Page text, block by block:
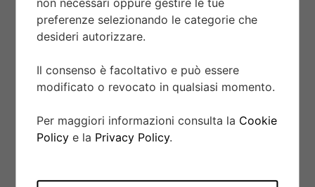
VENEZIA RING
27235B
preferenze selezionando le categorie che
desideri autorizzare.
Il consenso è facoltativo e può essere
modificato o revocato in qualsiasi momento.
Per maggiori informazioni consulta la Cookie
Policy e la Privacy Policy.